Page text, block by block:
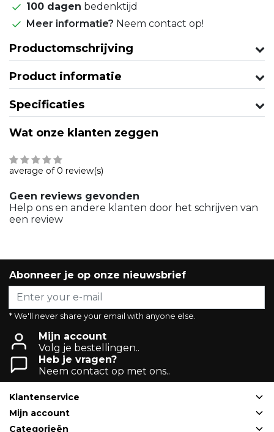
100 dagen bedenktijd
Meer informatie? Neem contact op!
Productomschrijving
Product informatie
Specificaties
Wat onze klanten zeggen
average of 0 review(s)
Geen reviews gevonden
Help ons en andere klanten door het schrijven van
een review
Abonneer je op onze nieuwsbrief
* We'll never share your email with anyone else.
Mijn account
Volg je bestellingen..
Heb je vragen?
Neem contact op met ons..
Klantenservice
Mijn account
Categorieën